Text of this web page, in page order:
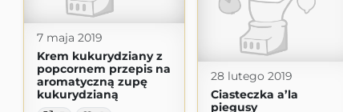
7 maja 2019
Krem kukurydziany z
popcornem przepis na
aromatyczną zupę
kukurydzianą
28 lutego 2019
Ciasteczka a’la
piegusy